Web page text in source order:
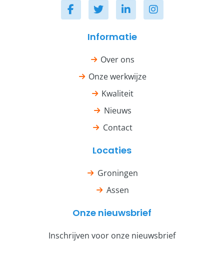
Informatie
Over ons
Onze werkwijze
Kwaliteit
Nieuws
Contact
Locaties
Groningen
Assen
Onze nieuwsbrief
Inschrijven voor onze nieuwsbrief